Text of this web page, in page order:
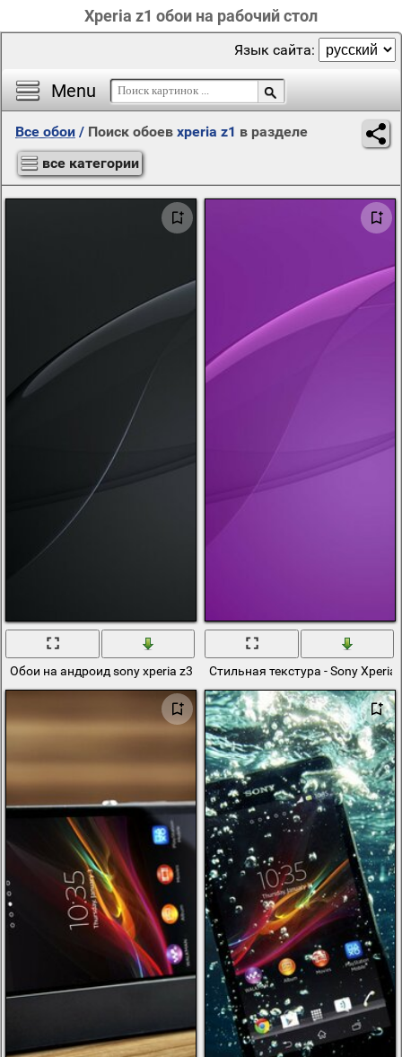
Xperia z1 обои на рабочий стол
Menu
Язык сайта:
Все обои / Поиск обоев xperia z1 в разделе
все категории
Обои на андроид sony xperia z3 черная волнаСтильная текстура - Sony Xperia